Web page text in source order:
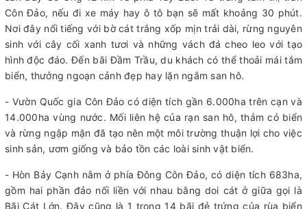
Côn Đảo, nếu đi xe máy hay ô tô bạn sẽ mất khoảng 30 phút.
Nơi đây nổi tiếng với bờ cát trắng xốp mịn trải dài, rừng nguyên
sinh với cây cối xanh tươi và những vách đá cheo leo với tạo
hình độc đáo. Đến bãi Đầm Trầu, du khách có thể thoải mái tắm
biển, thưởng ngoạn cảnh đẹp hay lặn ngắm san hô.
- Vườn Quốc gia Côn Đảo có diện tích gần 6.000ha trên cạn và
14.000ha vùng nước. Mối liên hệ của rạn san hô, thảm cỏ biển
và rừng ngập mặn đã tạo nên một môi trường thuận lợi cho việc
sinh sản, ươm giống và bảo tồn các loài sinh vật biển.
- Hòn Bảy Cạnh nằm ở phía Đông Côn Đảo, có diện tích 683ha,
gồm hai phần đảo nối liền với nhau bằng doi cát ở giữa gọi là
Bãi Cát Lớn. Đây cũng là 1 trong 14 bãi đẻ trứng của rùa biển